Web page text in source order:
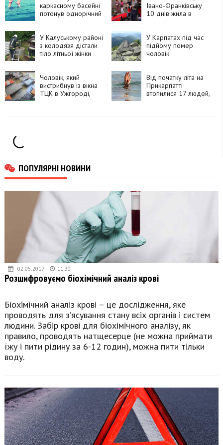
каркасному басейні
потонув однорічний
Івано-Франківську
10 днів жила в
У Калуському районі
з колодязя дістали
тіло літньої жінки
У Карпатах під час
підйому помер
чоловік
Чоловік, який
вистрибнув із вікна
ТЦК в Ужгороді,
Від початку літа на
Прикарпатті
втопилися 17 людей,
ПОПУЛЯРНІ НОВИНИ
02.05.2017 11:30
Розшифровуємо біохімічний аналіз крові
Біохімічний аналіз крові – це дослідження, яке
проводять для з’ясування стану всіх органів і систем
людини. Забір крові для біохімічного аналізу, як
правило, проводять натщесерце (не можна приймати
їжу і пити рідину за 6-12 годин), можна пити тільки
воду.